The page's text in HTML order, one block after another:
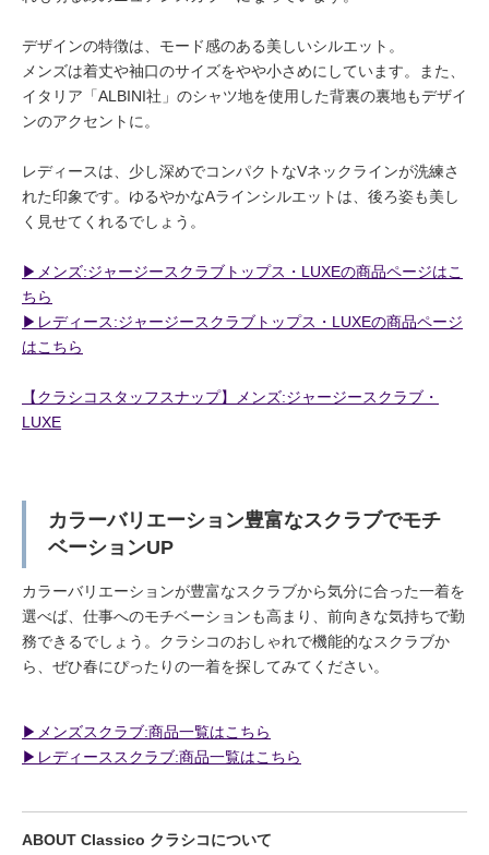
デザインの特徴は、モード感のある美しいシルエット。
メンズは着丈や袖口のサイズをやや小さめにしています。また、
イタリア「ALBINI社」のシャツ地を使用した背裏の裏地もデザイ
ンのアクセントに。
レディースは、少し深めでコンパクトなVネックラインが洗練さ
れた印象です。ゆるやかなAラインシルエットは、後ろ姿も美し
く見せてくれるでしょう。
▶︎メンズ:ジャージースクラブトップス・LUXEの商品ページはこ
ちら
▶︎レディース:ジャージースクラブトップス・LUXEの商品ページ
はこちら
【クラシコスタッフスナップ】メンズ:ジャージースクラブ・
LUXE
カラーバリエーション豊富なスクラブでモチ
ベーションUP
カラーバリエーションが豊富なスクラブから気分に合った一着を
選べば、仕事へのモチベーションも高まり、前向きな気持ちで勤
務できるでしょう。クラシコのおしゃれで機能的なスクラブか
ら、ぜひ春にぴったりの一着を探してみてください。
▶︎メンズスクラブ:商品一覧はこちら
▶︎レディーススクラブ:商品一覧はこちら
ABOUT Classico クラシコについて